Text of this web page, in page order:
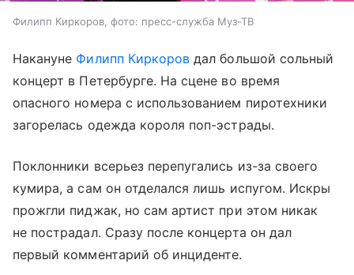
Филипп Киркоров, фото: пресс-служба Муз-ТВ
Накануне Филипп Киркоров дал большой сольный
концерт в Петербурге. На сцене во время
опасного номера с использованием пиротехники
загорелась одежда короля поп-эстрады.
Поклонники всерьез перепугались из-за своего
кумира, а сам он отделался лишь испугом. Искры
прожгли пиджак, но сам артист при этом никак
не пострадал. Сразу после концерта он дал
первый комментарий об инциденте.